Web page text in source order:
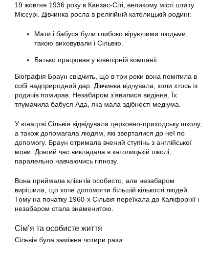
19 жовтня 1936 року в Канзас-Сіті, великому місті штату
Міссурі. Дівчинка росла в релігійній католицькій родині:
Мати і бабуся були глибоко віруючими людьми,
такою виховували і Сільвію.
Батько працював у ювелірній компанії.
Біографія Браун свідчить, що в три роки вона помітила в
собі надприродний дар. Дівчинка відчувала, коли хтось із
родичів помирав. Незабаром з’явилися видіння. Їх
тлумачила бабуся Ада, яка мала здібності медіума.
У юнацтві Сільвія відвідувала церковно-приходську школу,
а також допомагала людям, які зверталися до неї по
допомогу. Браун отримала вчений ступінь з англійської
мови. Довгий час викладала в католицькій школі,
паралельно навчаючись гіпнозу.
Вона приймала клієнтів особисто, але незабаром
вирішила, що хоче допомогти більшій кількості людей.
Тому на початку 1960-х Сільвія переїхала до Каліфорнії і
незабаром стала знаменитою.
Сім’я та особисте життя
Сільвія була заміжня чотири рази: